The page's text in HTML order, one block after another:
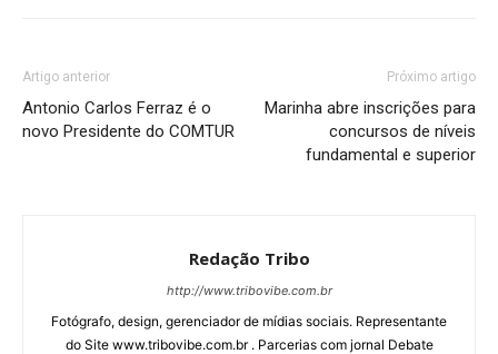
Artigo anterior
Antonio Carlos Ferraz é o
novo Presidente do COMTUR
Próximo artigo
Marinha abre inscrições para
concursos de níveis
fundamental e superior
Redação Tribo
http://www.tribovibe.com.br
Fotógrafo, design, gerenciador de mídias sociais. Representante
do Site www.tribovibe.com.br . Parcerias com jornal Debate